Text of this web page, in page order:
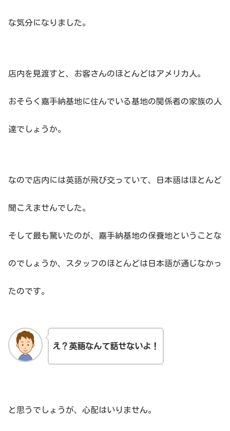
な気分になりました。
店内を見渡すと、お客さんのほとんどはアメリカ人。
おそらく嘉手納基地に住んでいる基地の関係者の家族の人
達でしょうか。
なので店内には英語が飛び交っていて、日本語はほとんど
聞こえませんでした。
そして最も驚いたのが、嘉手納基地の保養地ということな
のでしょうか、スタッフのほとんどは日本語が通じなかっ
たのです。
え？英語なんて話せないよ！
と思うでしょうが、心配はいりません。